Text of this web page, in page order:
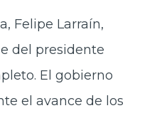
Felipe Larraín,
del presidente
El gobierno
el avance de los